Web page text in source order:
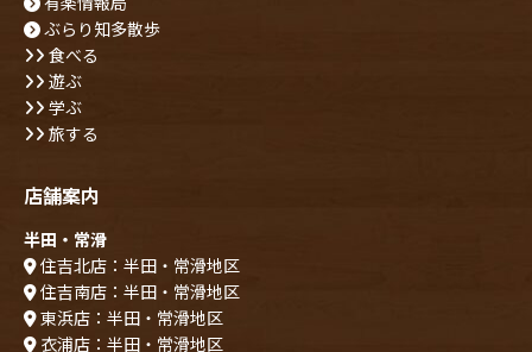
ぶらり知多散歩
食べる
遊ぶ
学ぶ
旅する
店舗案内
半田・常滑
住吉北店：半田・常滑地区
住吉南店：半田・常滑地区
東浜店：半田・常滑地区
衣浦店：半田・常滑地区